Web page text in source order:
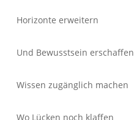
Horizonte erweitern
Und Bewusstsein erschaffen
Wissen zugänglich machen
Wo Lücken noch klaffen